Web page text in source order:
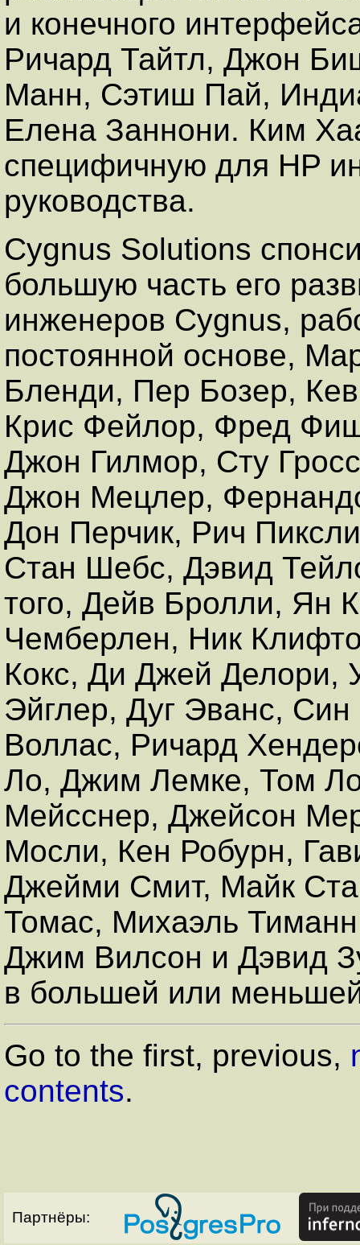
и конечного
Ричард Тайтл, Джон
Манн, Сэтиш Пай,
Елена Заннони. Ким
специфичную для HP
руководства.
Cygnus Solutions
большую часть его
инженеров Cygnus,
постоянной основе,
Бленди, Пер Бозер,
Крис Фейлор, Фред
Джон Гилмор, Сту
Джон Мецлер,
Дон Перчик, Рич
Стан Шебс, Дэвид
того, Дейв Бролли, Ян
Чемберлен, Ник
Кокс, Ди Джей Делори,
Эйглер, Дуг Эванс,
Воллас, Ричард
Ло, Джим Лемке, Том
Мейсснер, Джейсон
Мосли, Кен Робурн,
Джейми Смит, Майк
Томас, Михаэль
Джим Вилсон и Дэвид
в большей или
Go to the first, previous,
contents.
Партнёры: